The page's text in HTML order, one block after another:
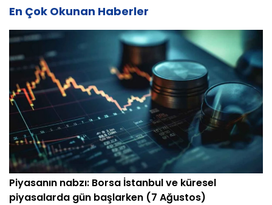
En Çok Okunan Haberler
Piyasanın nabzı: Borsa İstanbul ve küresel
piyasalarda gün başlarken (7 Ağustos)